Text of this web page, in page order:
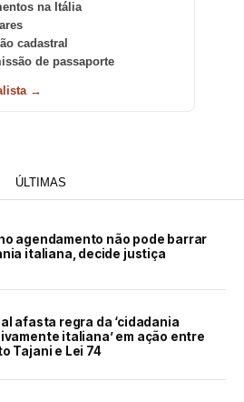
na Itália
cadastral
de passaporte
→
ÚLTIMAS
agendamento não pode barrar
italiana, decide justiça
afasta regra da ‘cidadania
italiana’ em ação entre
Tajani e Lei 74